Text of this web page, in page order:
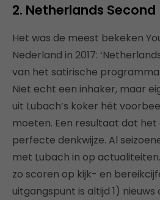
2. Netherlands Second
Het was de meest bekeken
Nederland in 2017:
van het satirische
Niet echt een inhaker, maar
uit Lubach’s koker hét
moeten. Een resultaat dat het
perfecte denkwijze. Al
met Lubach in op
zo scoren op kijk- en
uitgangspunt is altijd 1) nieuws